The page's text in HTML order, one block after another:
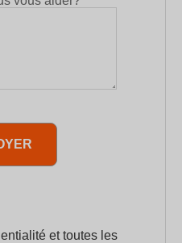
et toutes les